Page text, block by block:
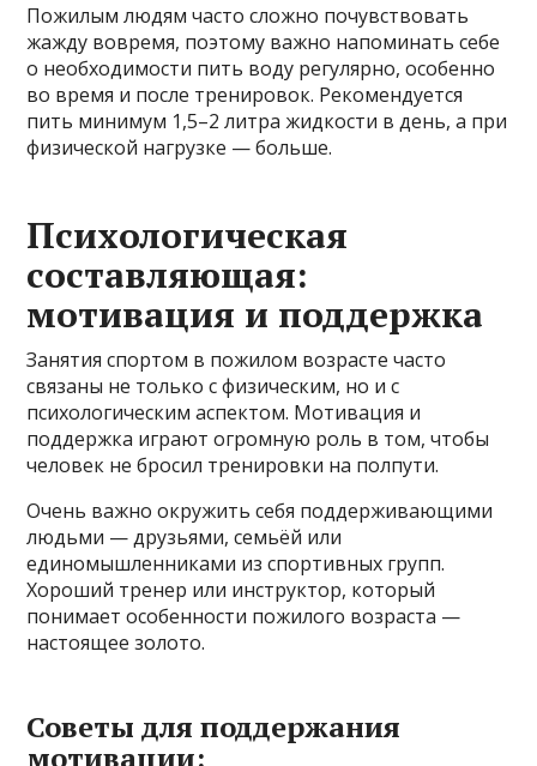
Пожилым людям часто сложно почувствовать
жажду вовремя, поэтому важно напоминать себе
о необходимости пить воду регулярно, особенно
во время и после тренировок. Рекомендуется
пить минимум 1,5–2 литра жидкости в день, а при
физической нагрузке — больше.
Психологическая
составляющая:
мотивация и поддержка
Занятия спортом в пожилом возрасте часто
связаны не только с физическим, но и с
психологическим аспектом. Мотивация и
поддержка играют огромную роль в том, чтобы
человек не бросил тренировки на полпути.
Очень важно окружить себя поддерживающими
людьми — друзьями, семьёй или
единомышленниками из спортивных групп.
Хороший тренер или инструктор, который
понимает особенности пожилого возраста —
настоящее золото.
Советы для поддержания
мотивации: